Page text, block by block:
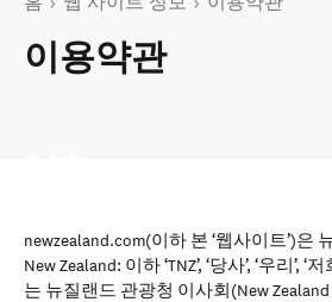
이용약관
newzealand.com(이하 본 ‘웹사이트’)은
New Zealand: 이하 ‘TNZ’, ‘당사’, ‘우리’,
는 뉴질랜드 관광청 이사회(New Zealand